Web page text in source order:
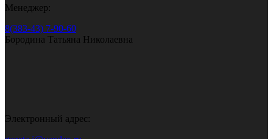
Менеджер:
8(383-43) 7-90-60
Бородина Татьяна Николаевна
Электронный адрес: